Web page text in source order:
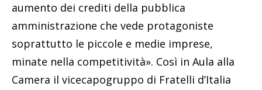
aumento dei crediti della pubblica
amministrazione che vede protagoniste
soprattutto le piccole e medie imprese,
minate nella competitività». Così in Aula alla
Camera il vicecapogruppo di Fratelli d’Italia